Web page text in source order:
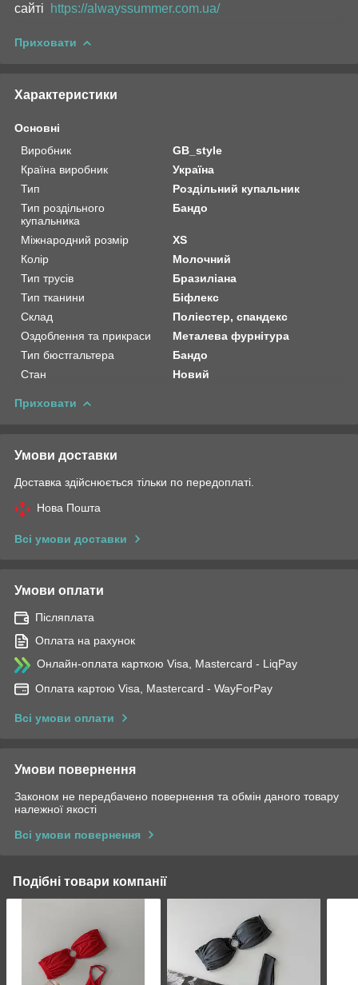
сайті
https://alwayssummer.com.ua/
Приховати
Характеристики
Основні
Виробник
GB_style
Країна виробник
Україна
Тип
Роздільний купальник
Тип роздільного
купальника
Бандо
Міжнародний розмір
XS
Колір
Молочний
Тип трусів
Бразиліана
Тип тканини
Біфлекс
Склад
Поліестер, спандекс
Оздоблення та прикраси
Металева фурнітура
Тип бюстгальтера
Бандо
Стан
Новий
Приховати
Умови доставки
Доставка здійснюється тільки по передоплаті.
Нова Пошта
Всі умови доставки
Умови оплати
Післяплата
Оплата на рахунок
Онлайн-оплата карткою Visa, Mastercard - LiqPay
Оплата картою Visa, Mastercard - WayForPay
Всі умови оплати
Умови повернення
Законом не передбачено повернення та обмін даного товару
належної якості
Всі умови повернення
Подібні товари компанії